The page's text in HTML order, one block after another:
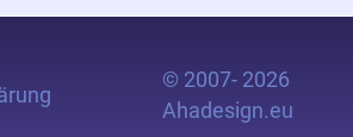
© 2007- 2026
Ahadesign.eu